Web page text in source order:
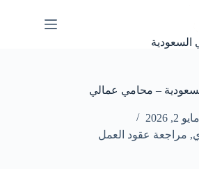
السعودية
– محامي عمالي
مايو 2, 2026
, مراجعة عقود العمل